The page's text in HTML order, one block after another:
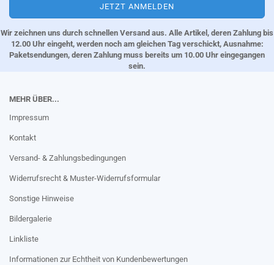
Wir zeichnen uns durch schnellen Versand aus. Alle Artikel, deren Zahlung bis
12.00 Uhr eingeht, werden noch am gleichen Tag verschickt, Ausnahme:
Paketsendungen, deren Zahlung muss bereits um 10.00 Uhr eingegangen
sein.
MEHR ÜBER...
Impressum
Kontakt
Versand- & Zahlungsbedingungen
Widerrufsrecht & Muster-Widerrufsformular
Sonstige Hinweise
Bildergalerie
Linkliste
Informationen zur Echtheit von Kundenbewertungen